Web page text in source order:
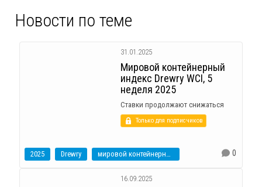
Новости по теме
31.01.2025
Мировой контейнерный
индекс Drewry WCI, 5
неделя 2025
Ставки продолжают снижаться
Только для подписчиков
2025 Drewry мировой контейнерный индекс 0
16.09.2025